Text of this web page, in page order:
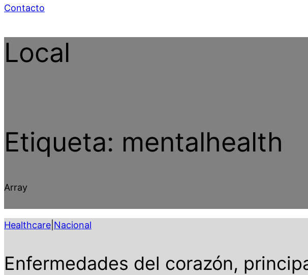
Contacto
Local
Etiqueta: mentalhealth
Array
Healthcare Nacional
Enfermedades del corazón,